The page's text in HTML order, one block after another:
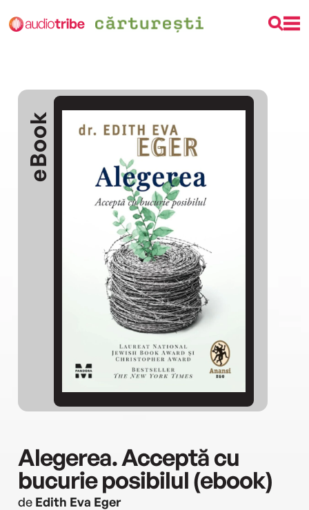
eBook
Alegerea. Acceptă cu
bucurie posibilul (ebook)
de Edith Eva Eger